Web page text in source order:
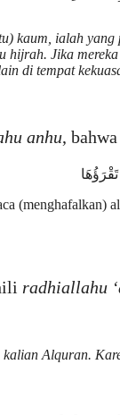
kaum, ialah
hijrah. Jika
di tempat
anhu,
(menghafalkan)
radhiallahu
kalian Alquran.